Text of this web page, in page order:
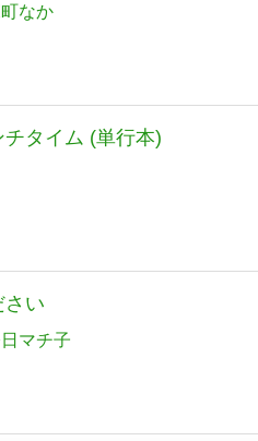
なか
タイム (単行本)
さい
マチ子